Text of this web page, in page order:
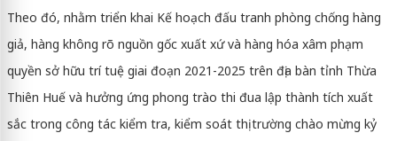
Theo đó, nhằm triển khai Kế hoạch đấu tranh phòng chống hàng
giả, hàng không rõ nguồn gốc xuất xứ và hàng hóa xâm phạm
quyền sở hữu trí tuệ giai đoạn 2021-2025 trên địa bàn tỉnh Thừa
Thiên Huế và hưởng ứng phong trào thi đua lập thành tích xuất
sắc trong công tác kiểm tra, kiểm soát thị trường chào mừng kỷ